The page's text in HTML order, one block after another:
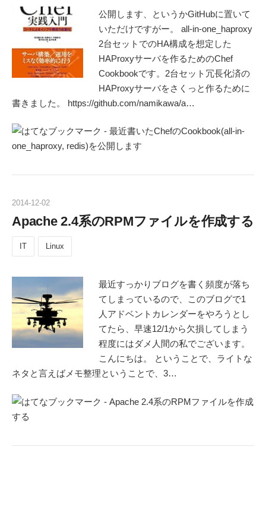
公開します、というかGitHubに置いて
いただけですがー。 all-in-one_haproxy
2台セットでのHA構成を想定した
HAProxyサーバを作るためのChef
Cookbookです。2台セット冗長化済の
HAProxyサーバをさくっと作るために
書きました。 https://github.com/namikawa/a…
2014-12-02
Apache 2.4系のRPMファイルを作成する
IT Linux
最近すっかりブログを書く頻度が落ち
てしまっているので、このブログで1
人アドベントカレンダーをやろうとし
てたら、早速12/1から欠損してしまう
程度にはダメ人間の私でございます。
こんにちは。 ということで、ライトな
ネタと言えばメモ整理ということで、3…